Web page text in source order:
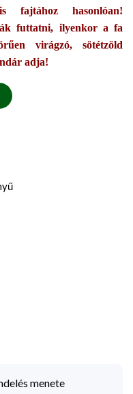
fajtához hasonlóan!
futtatni, ilyenkor a fa
virágzó, sötétzöld
adja!
menete